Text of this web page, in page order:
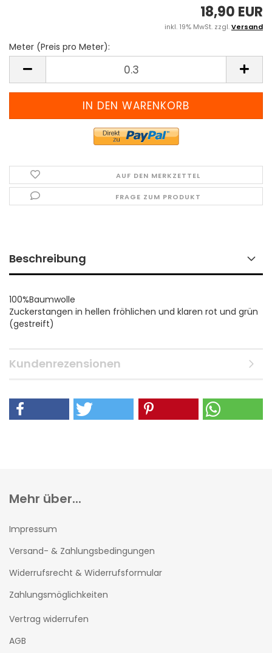
18,90 EUR
inkl. 19% MwSt. zzgl.Versand
Meter (Preis pro Meter):
(Preis
pro
AUF DEN MERKZETTEL
FRAGE ZUM PRODUKT
Beschreibung
100%Baumwolle
Zuckerstangen in hellen fröhlichen und klaren rot und grün
(gestreift)
Kundenrezensionen
Mehr über...
Impressum
Versand- & Zahlungsbedingungen
Widerrufsrecht & Widerrufsformular
Zahlungsmöglichkeiten
Vertrag widerrufen
AGB